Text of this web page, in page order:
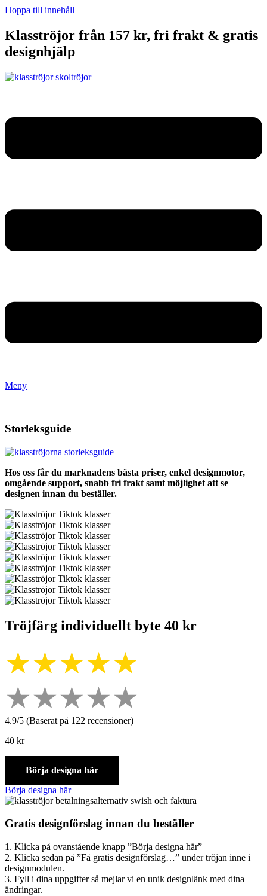
Hoppa till innehåll
Klasströjor från 157 kr, fri frakt & gratis
designhjälp
Meny
Storleksguide
Hos oss får du marknadens bästa priser, enkel designmotor,
omgående support, snabb fri frakt samt möjlighet att se
designen innan du beställer.
Tröjfärg individuellt byte 40 kr
★★★★★
★★★★★
4.9/5 (Baserat på 122 recensioner)
40 kr
Börja designa här
Börja designa här
Gratis designförslag innan du beställer
1. Klicka på ovanstående knapp ”Börja designa här”
2. Klicka sedan på ”Få gratis designförslag…” under tröjan inne i
designmodulen.
3. Fyll i dina uppgifter så mejlar vi en unik designlänk med dina
ändringar.